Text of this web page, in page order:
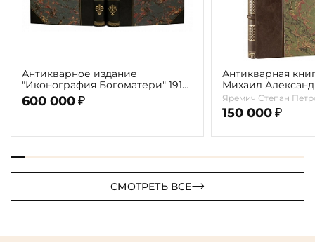
Антикварное издание
"Иконография Богоматери" 1914
г. (в 2-х томах с автографом
автора)
600 000 ₽
Антикварная
Михаил
Врубель. Жизнь
1911г.
Яремич Степан
150 000 ₽
СМОТРЕТЬ ВСЕ